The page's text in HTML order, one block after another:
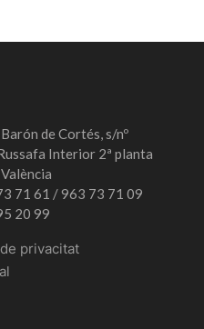
de Cortés, s/nº
Interior 2ª planta
71 61 / 963 73 71 09
20 99
privacitat